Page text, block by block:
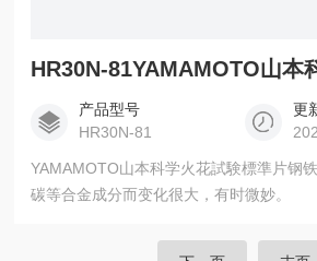
产品型号
HR30N-81
更
YAMAMOTO山本科学火花試験標準片钢
碳等合金成分而变化很大，有时微妙。